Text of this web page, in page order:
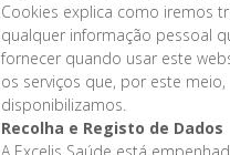
Cookies explica como iremos
qualquer informação pessoal
fornecer quando usar este
os serviços que, por este meio,
disponibilizamos.
Recolha e Registo de Dados